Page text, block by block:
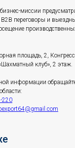
миссии
В2В переговоры и
площадь, 2,
клуб», 2 этаж.
информации
220